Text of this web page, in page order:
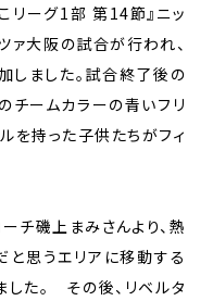
リーグ1部 第14節』ニッ
ァ大阪の試合が行われ、
しました。試合終了後の
チームカラーの青いフリ
を持った子供たちがフィ
チ磯上まみさんより、熱
と思うエリアに移動する
た。 その後、リベルタ